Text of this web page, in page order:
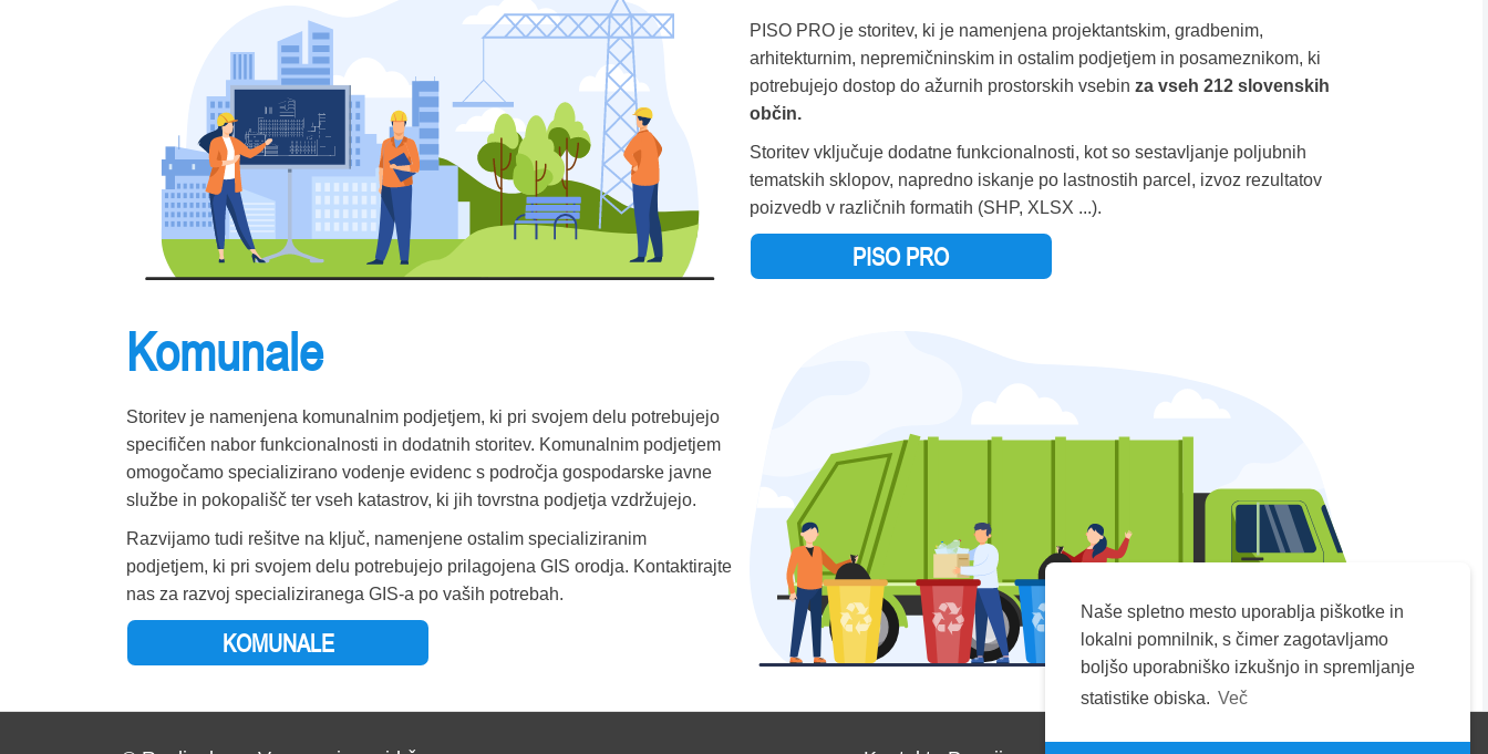
Naše spletno mesto uporablja piškotke in
lokalni pomnilnik, s čimer zagotavljamo
boljšo uporabniško izkušnjo in spremljanje
statistike obiska. Več
PODČETRTEK
PODLEHNIK
PODVELKA
POLJČANE
POLZELA
POSTOJNA
PREVALJE
PUCONCI
RAČE-FRAM
RADEČE
RADENCI
RADLJE OB DRAVI
RADOVLJICA
PISO PRO je storitev, ki je namenjena projektantskim, gradbenim,
arhitekturnim, nepremičninskim in ostalim podjetjem in posameznikom, ki
potrebujejo dostop do ažurnih prostorskih vsebin za vseh 212 slovenskih
občin.
Storitev vključuje dodatne funkcionalnosti, kot so sestavljanje poljubnih
tematskih sklopov, napredno iskanje po lastnostih parcel, izvoz rezultatov
poizvedb v različnih formatih (SHP, XLSX ...).
PISO PRO
Komunale
Storitev je namenjena komunalnim podjetjem, ki pri svojem delu potrebujejo
specifičen nabor funkcionalnosti in dodatnih storitev. Komunalnim podjetjem
omogočamo specializirano vodenje evidenc s področja gospodarske javne
službe in pokopališč ter vseh katastrov, ki jih tovrstna podjetja vzdržujejo.
Razvijamo tudi rešitve na ključ, namenjene ostalim specializiranim
podjetjem, ki pri svojem delu potrebujejo prilagojena GIS orodja. Kontaktirajte
nas za razvoj specializiranega GIS-a po vaših potrebah.
KOMUNALE